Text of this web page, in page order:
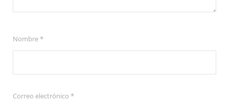
Nombre*
Correo electrónico *